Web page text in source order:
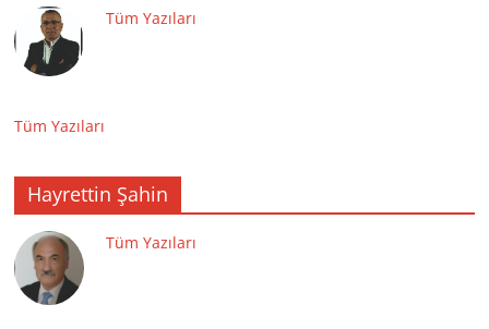
Tüm Yazıları
Tüm Yazıları
Hayrettin Şahin
Tüm Yazıları